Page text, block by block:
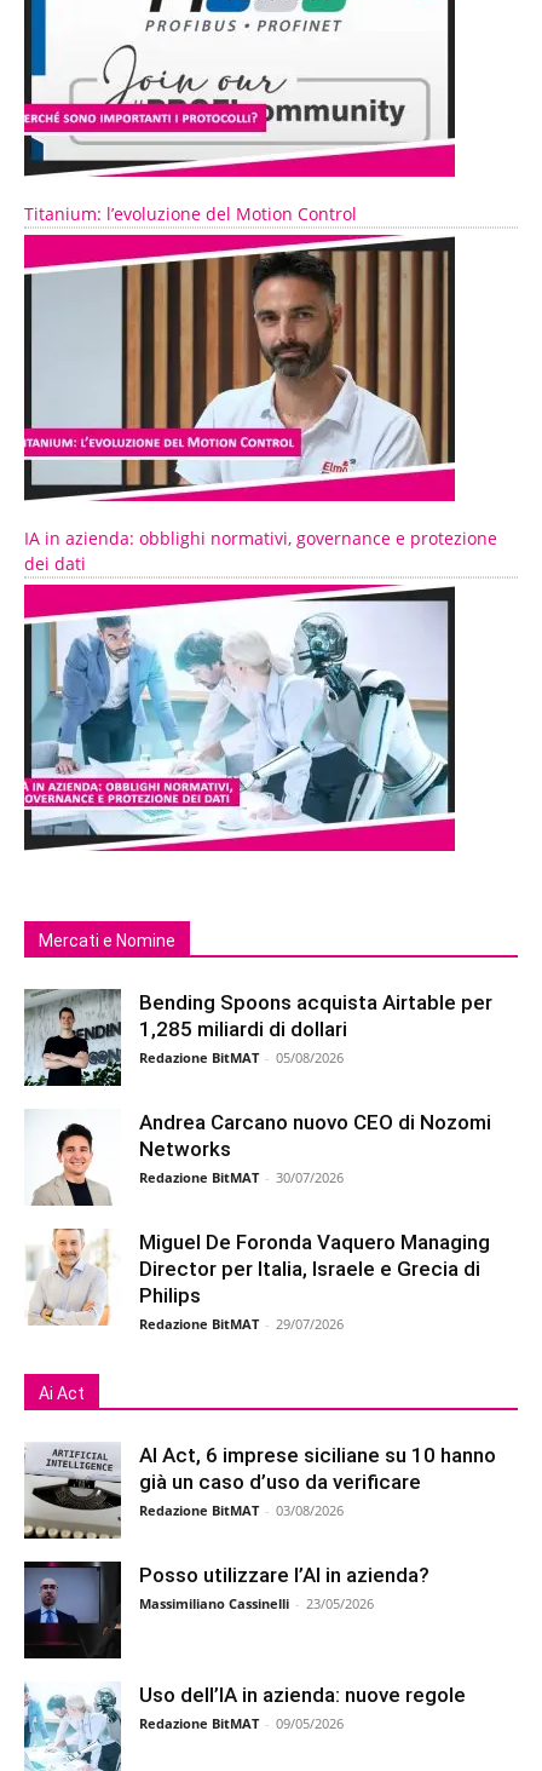
Titanium: l’evoluzione del Motion Control
IA in azienda: obblighi normativi, governance e protezione
dei dati
Mercati e Nomine
Bending Spoons acquista Airtable per
1,285 miliardi di dollari
Redazione BitMAT - 05/08/2026
Andrea Carcano nuovo CEO di Nozomi
Networks
Redazione BitMAT - 30/07/2026
Miguel De Foronda Vaquero Managing
Director per Italia, Israele e Grecia di
Philips
Redazione BitMAT - 29/07/2026
Ai Act
AI Act, 6 imprese siciliane su 10 hanno
già un caso d’uso da verificare
Redazione BitMAT - 03/08/2026
Posso utilizzare l’AI in azienda?
Massimiliano Cassinelli - 23/05/2026
Uso dell’IA in azienda: nuove regole
Redazione BitMAT - 09/05/2026